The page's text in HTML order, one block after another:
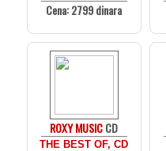
Cena: 2799 dinara
ROXY MUSICCD
THE BEST OF, CD